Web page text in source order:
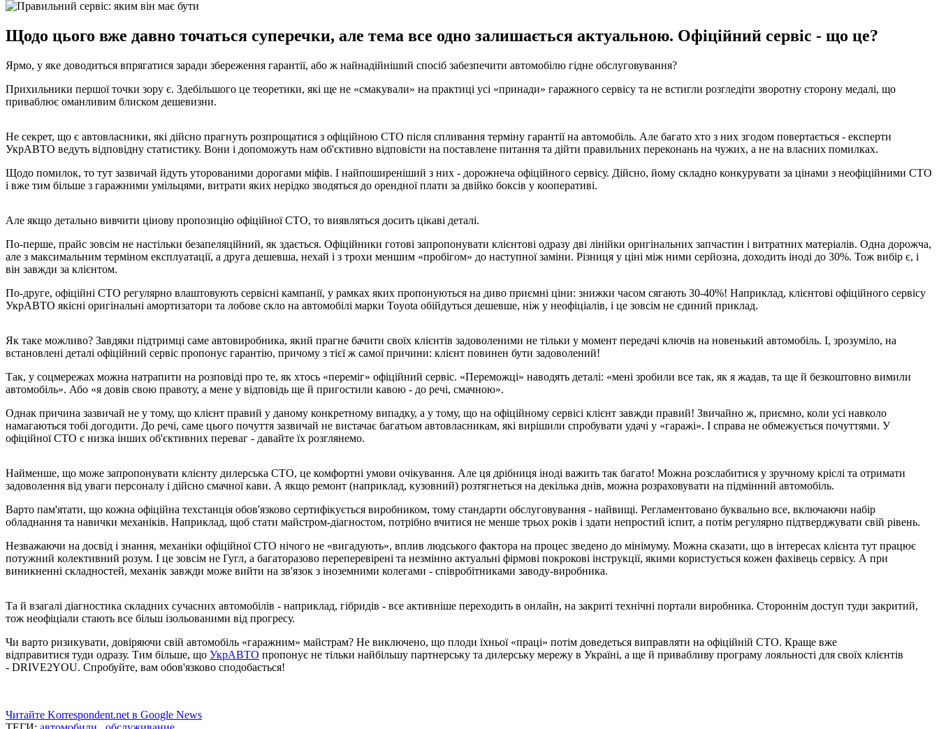
Щодо цього вже давно точаться суперечки, але тема все одно залишається актуальною. Офіційний сервіс - що це?
Ярмо, у яке доводиться впрягатися заради збереження гарантії, або ж найнадійніший спосіб забезпечити автомобілю гідне обслуговування?
Прихильники першої точки зору є. Здебільшого це теоретики, які ще не «смакували» на практиці усі «принади» гаражного сервісу та не встигли розгледіти зворотну сторону медалі, що
приваблює оманливим блиском дешевизни.
Не секрет, що є автовласники, які дійсно прагнуть розпрощатися з офіційною СТО після спливання терміну гарантії на автомобіль. Але багато хто з них згодом повертається - експерти
УкрАВТО ведуть відповідну статистику. Вони і допоможуть нам об'єктивно відповісти на поставлене питання та дійти правильних переконань на чужих, а не на власних помилках.
Щодо помилок, то тут зазвичай йдуть уторованими дорогами міфів. І найпоширеніший з них - дорожнеча офіційного сервісу. Дійсно, йому складно конкурувати за цінами з неофіційними СТО
і вже тим більше з гаражними умільцями, витрати яких нерідко зводяться до орендної плати за двійко боксів у кооперативі.
Але якщо детально вивчити цінову пропозицію офіційної СТО, то виявляться досить цікаві деталі.
По-перше, прайс зовсім не настільки безапеляційний, як здається. Офіційники готові запропонувати клієнтові одразу дві лінійки оригінальних запчастин і витратних матеріалів. Одна дорожча,
але з максимальним терміном експлуатації, а друга дешевша, нехай і з трохи меншим «пробігом» до наступної заміни. Різниця у ціні між ними серйозна, доходить іноді до 30%. Тож вибір є, і
він завжди за клієнтом.
По-друге, офіційні СТО регулярно влаштовують сервісні кампанії, у рамках яких пропонуються на диво приємні ціни: знижки часом сягають 30-40%! Наприклад, клієнтові офіційного сервісу
УкрАВТО якісні оригінальні амортизатори та лобове скло на автомобілі марки Toyota обійдуться дешевше, ніж у неофіціалів, і це зовсім не єдиний приклад.
Як таке можливо? Завдяки підтримці саме автовиробника, який прагне бачити своїх клієнтів задоволеними не тільки у момент передачі ключів на новенький автомобіль. І, зрозуміло, на
встановлені деталі офіційний сервіс пропонує гарантію, причому з тієї ж самої причини: клієнт повинен бути задоволений!
Так, у соцмережах можна натрапити на розповіді про те, як хтось «переміг» офіційний сервіс. «Переможці» наводять деталі: «мені зробили все так, як я жадав, та ще й безкоштовно вимили
автомобіль». Або «я довів свою правоту, а мене у відповідь ще й пригостили кавою - до речі, смачною».
Однак причина зазвичай не у тому, що клієнт правий у даному конкретному випадку, а у тому, що на офіційному сервісі клієнт завжди правий! Звичайно ж, приємно, коли усі навколо
намагаються тобі догодити. До речі, саме цього почуття зазвичай не вистачає багатьом автовласникам, які вирішили спробувати удачі у «гаражі». І справа не обмежується почуттями. У
офіційної СТО є низка інших об'єктивних переваг - давайте їх розглянемо.
Найменше, що може запропонувати клієнту дилерська СТО, це комфортні умови очікування. Але ця дрібниця іноді важить так багато! Можна розслабитися у зручному кріслі та отримати
задоволення від уваги персоналу і дійсно смачної кави. А якщо ремонт (наприклад, кузовний) розтягнеться на декілька днів, можна розраховувати на підмінний автомобіль.
Варто пам'ятати, що кожна офіційна техстанція обов'язково сертифікується виробником, тому стандарти обслуговування - найвищі. Регламентовано буквально все, включаючи набір
обладнання та навички механіків. Наприклад, щоб стати майстром-діагностом, потрібно вчитися не менше трьох років і здати непростий іспит, а потім регулярно підтверджувати свій рівень.
Незважаючи на досвід і знання, механіки офіційної СТО нічого не «вигадують», вплив людського фактора на процес зведено до мінімуму. Можна сказати, що в інтересах клієнта тут працює
потужний колективний розум. І це зовсім не Гугл, а багаторазово переперевірені та незмінно актуальні фірмові покрокові інструкції, якими користується кожен фахівець сервісу. А при
виникненні складностей, механік завжди може вийти на зв'язок з іноземними колегами - співробітниками заводу-виробника.
Та й взагалі діагностика складних сучасних автомобілів - наприклад, гібридів - все активніше переходить в онлайн, на закриті технічні портали виробника. Стороннім доступ туди закритий,
тож неофіціали стають все більш ізольованими від прогресу.
Чи варто ризикувати, довіряючи свій автомобіль «гаражним» майстрам? Не виключено, що плоди їхньої «праці» потім доведеться виправляти на офіційній СТО. Краще вже
відправитися туди одразу. Тим більше, що УкрАВТО пропонує не тільки найбільшу партнерську та дилерську мережу в Україні, а ще й привабливу програму лояльності для своїх клієнтів
- DRIVE2YOU. Спробуйте, вам обов'язково сподобається!
Читайте Korrespondent.net в Google News